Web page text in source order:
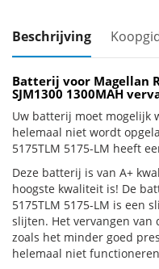
Beschrijving
Batterij voor Magellan
SJM1300 1300MAH
Uw batterij moet mogelijk
helemaal niet wordt
5175TLM 5175-LM heeft
Deze batterij is van A+
hoogste kwaliteit is! De
5175TLM 5175-LM is een
slijten. Het vervangen
zoals het minder goed
helemaal niet